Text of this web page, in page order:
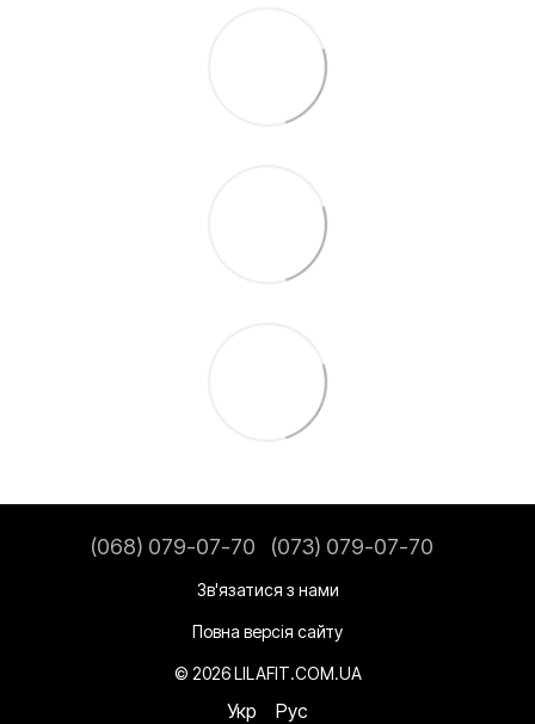
(068) 079-07-70 (073) 079-07-70
Зв'язатися з нами
Повна версія сайту
© 2026 LILAFIT.COM.UA
Укр Рус